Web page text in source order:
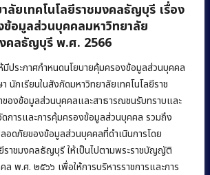
ลัยเทคโนโลยีราชมงคลธัญบุรี เรื่อง
ข้อมูลส่วนบุคคลมหาวิทยาลัย
งคลธัญบุรี พ.ศ. 2566
มีประกาศกำหนดนโยบายคุ้มครองข้อมูลส่วนบุคคล
นักเรียนในสังกัดมหาวิทยาลัยเทคโนโลยีราช
ของข้อมูลส่วนบุคคลและสาธารณชนรับทราบและ
ดการและการคุ้มครองข้อมูลส่วนบุคคล รวมถึง
อดภัยของข้อมูลส่วนบุคคลที่ดำเนินการโดย
ราชมงคลธัญบุรี ให้เป็นไปตามพระราชบัญญัติ
พ.ศ. ๒๕๖๖ เพื่อให้การบริหารราชการและการ
ลยีราชมงคลธัญบุรี
รนายก ตำบลคลองหก
วัดปทุมธานี 12120
3243,+66 (0) 2549 3241